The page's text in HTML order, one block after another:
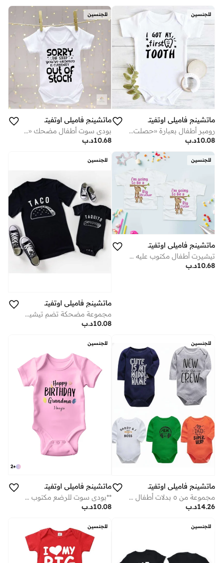
للجنسين
ماتشينج فاميلي اوتفيتس
رومبر أطفال بعبارة «حصلت على أول سن لي» – بدلة أطفال لطيفة لتوثيق أول إنجاز، لباس رضّع قطني ناعم بأكمام قصيرة، ملابس حديثي الولادة مناسبة للأولاد والبنات، زيّ مثالي للتصوير وهدية جميلة للأطفال (أبيض)
د.ب10.08
للجنسين
ماتشينج فاميلي اوتفيتس
بودي سوت أطفال مضحك «نعتذر، النوم الذي طلبته غير متوفر حاليًا» – رومبر قطنية لحديثي الولادة والرضّع بأكمام قصيرة، ملابس أطفال كهدية لطيفة (أبيض)
د.ب10.68
للجنسين
ماتشينج فاميلي اوتفيتس
تيشيرت أطفال مكتوب عليه "سأصبح أخًا كبيرًا أو أختًا كبيرة"، بتصميم قرد لطيف، تيشيرت إعلان الحمل، مصنوع من قطن ناعم بأكمام قصيرة للأطفال الصغار، مفاجأة الأخ أو الأخت، هدية إعلان خبر قدوم مولود جديد (أبيض)
د.ب10.68
للجنسين
ماتشينج فاميلي اوتفيتس
مجموعة مضحكة تضم تيشيرت للأب بطباعة “تاكو” وبدلة للرضيع، ملابس متناسقة للأب والطفل، مصنوعة من قطن ناعم بأكمام قصيرة، مثالية للتصوير والهدايا والارتداء اليومي (أسود)
د.ب10.08
للجنسين
ماتشينج فاميلي اوتفيتس
مجموعة من ٥ بدلات أطفال قطنية مطبوعة بعبارات لطيفة | رومبر بأكمام طويلة | ملابس أطفال حديثي الولادة ناعمة وجيدة التهوية
د.ب14.26
للجنسين
+
2
ماتشينج فاميلي اوتفيتس
**بودي سوت للرضع مكتوب عليه "عيد ميلاد سعيد يا جدتي" – هدية مضحكة للرضع بمناسبة عيد ميلاد الجدة – زي قطني موحَّد للذكور والإناث – ناعم ومريح – مناسب من حديثي الولادة حتى عمر 24 شهرًا – فكرة ملابس مثالية لهدية استقبال المولود**
د.ب10.08
للجنسين للجنسين